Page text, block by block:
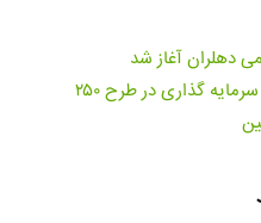
دهلران آغاز شد
آمادگی پتروشیمی فارابی برای سرمایه گذاری در طرح ۲۵۰